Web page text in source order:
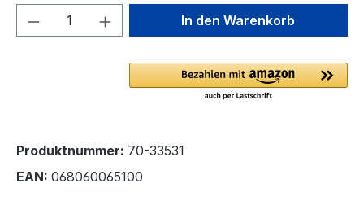
Produkt Anzahl: Gib denIn den Warenkorb
Produktnummer: 70-33531
EAN: 068060065100